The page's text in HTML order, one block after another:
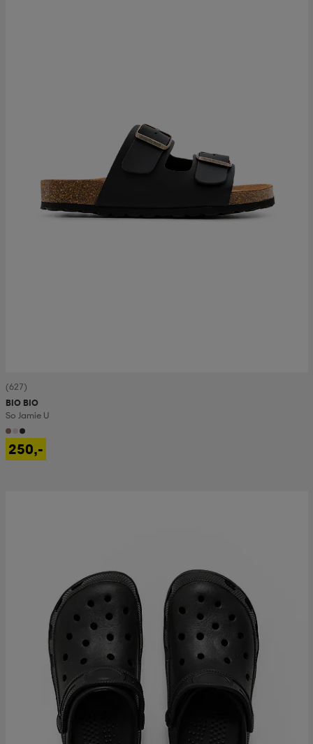
(627)
BIO BIO
So Jamie U
250,-